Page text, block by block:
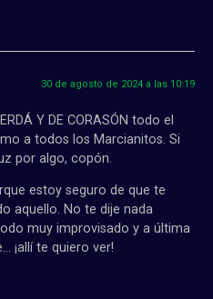
30 de agosto de 2024 a las 10:19
Y DE CORASÓN todo el
a todos los Marcianitos. Si
por algo, copón.
estoy seguro de que te
aquello. No te dije nada
muy improvisado y a última
¡allí te quiero ver!